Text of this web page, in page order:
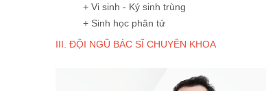
+ Vi sinh - Ký sinh trùng
+ Sinh học phân tử
III. ĐỘI NGŨ BÁC SĨ CHUYÊN KHOA